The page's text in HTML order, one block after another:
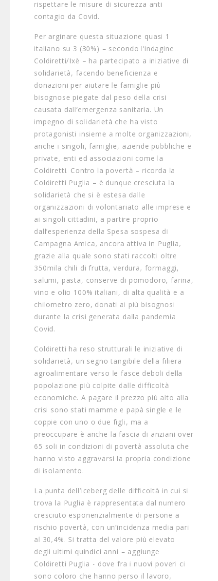
rispettare le misure di sicurezza anti
contagio da Covid.
Per arginare questa situazione quasi 1
italiano su 3 (30%) – secondo l’indagine
Coldiretti/Ixè – ha partecipato a iniziative di
solidarietà, facendo beneficienza e
donazioni per aiutare le famiglie più
bisognose piegate dal peso della crisi
causata dall’emergenza sanitaria. Un
impegno di solidarietà che ha visto
protagonisti insieme a molte organizzazioni,
anche i singoli, famiglie, aziende pubbliche e
private, enti ed associazioni come la
Coldiretti. Contro la povertà – ricorda la
Coldiretti Puglia – è dunque cresciuta la
solidarietà che si è estesa dalle
organizzazioni di volontariato alle imprese e
ai singoli cittadini, a partire proprio
dall’esperienza della Spesa sospesa di
Campagna Amica, ancora attiva in Puglia,
grazie alla quale sono stati raccolti oltre
350mila chili di frutta, verdura, formaggi,
salumi, pasta, conserve di pomodoro, farina,
vino e olio 100% italiani, di alta qualità e a
chilometro zero, donati ai più bisognosi
durante la crisi generata dalla pandemia
Covid.
Coldiretti ha reso strutturali le iniziative di
solidarietà, un segno tangibile della filiera
agroalimentare verso le fasce deboli della
popolazione più colpite dalle difficoltà
economiche. A pagare il prezzo più alto alla
crisi sono stati mamme e papà single e le
coppie con uno o due figli, ma a
preoccupare è anche la fascia di anziani over
65 soli in condizioni di povertà assoluta che
hanno visto aggravarsi la propria condizione
di isolamento.
La punta dell’iceberg delle difficoltà in cui si
trova la Puglia è rappresentata dal numero
cresciuto esponenzialmente di persone a
rischio povertà, con un’incidenza media pari
al 30,4%. Si tratta del valore più elevato
degli ultimi quindici anni – aggiunge
Coldiretti Puglia - dove fra i nuovi poveri ci
sono coloro che hanno perso il lavoro,